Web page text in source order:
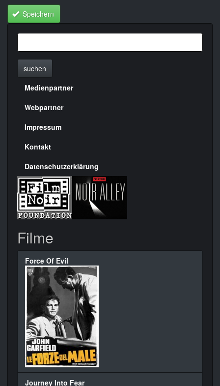
Speichern
suchen
Menülinks
rechte
Seite
Medienpartner
Webpartner
Impressum
Kontakt
Datenschutzerklärung
Filme
Force Of Evil
Journey Into Fear